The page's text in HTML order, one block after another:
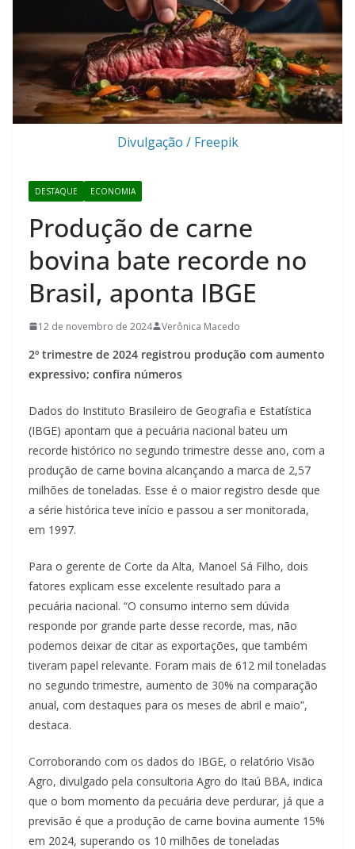
Divulgação / Freepik
DESTAQUE ECONOMIA
Produção de carne
bovina bate recorde no
Brasil, aponta IBGE
12 de novembro de 2024 Verônica Macedo
2º trimestre de 2024 registrou produção com aumento
expressivo; confira números
Dados do Instituto Brasileiro de Geografia e Estatística
(IBGE) apontam que a pecuária nacional bateu um
recorde histórico no segundo trimestre desse ano, com a
produção de carne bovina alcançando a marca de 2,57
milhões de toneladas. Esse é o maior registro desde que
a série histórica teve início e passou a ser monitorada,
em 1997.
Para o gerente de Corte da Alta, Manoel Sá Filho, dois
fatores explicam esse excelente resultado para a
pecuária nacional. “O consumo interno sem dúvida
responde por grande parte desse recorde, mas, não
podemos deixar de citar as exportações, que também
tiveram papel relevante. Foram mais de 612 mil toneladas
no segundo trimestre, aumento de 30% na comparação
anual, com destaques para os meses de abril e maio”,
destaca.
Corroborando com os dados do IBGE, o relatório Visão
Agro, divulgado pela consultoria Agro do Itaú BBA, indica
que o bom momento da pecuária deve perdurar, já que a
previsão é que a produção de carne bovina aumente 15%
em 2024, superando os 10 milhões de toneladas